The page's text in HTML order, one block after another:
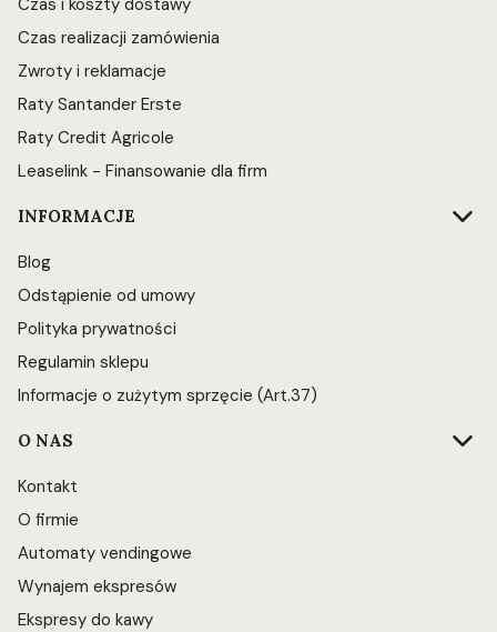
Czas i koszty dostawy
Czas realizacji zamówienia
Zwroty i reklamacje
Raty Santander Erste
Raty Credit Agricole
Leaselink - Finansowanie dla firm
INFORMACJE
Blog
Odstąpienie od umowy
Polityka prywatności
Regulamin sklepu
Informacje o zużytym sprzęcie (Art.37)
O NAS
Kontakt
O firmie
Automaty vendingowe
Wynajem ekspresów
Ekspresy do kawy